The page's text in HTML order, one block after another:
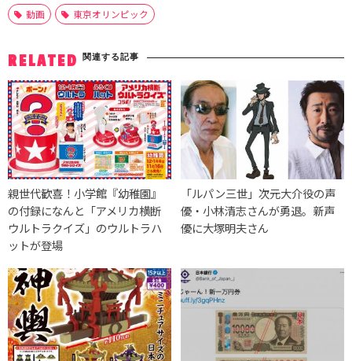
動画 東京オリンピック
RELATED 関連する記事
親世代歓喜！小学館『幼稚園』
の付録になんと「アメリカ横断
ウルトラクイズ」のウルトラハ
ットが登場
「ルパン三世」次元大介役の声
優・小林清志さんが勇退。新声
優に大塚明夫さん